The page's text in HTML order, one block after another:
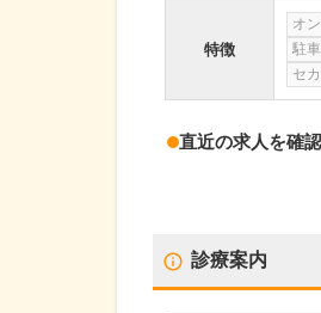
特徴
オ
駐
セ
直近の求人を確
診療案内